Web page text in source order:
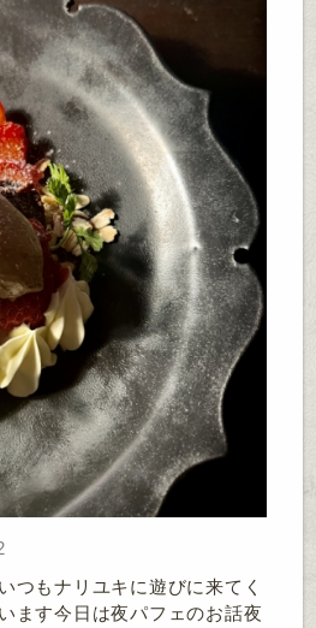
つもナリユキに遊びに来てく
ます今日は夜パフェのお話夜